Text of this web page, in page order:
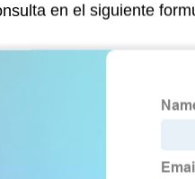
en el siguiente